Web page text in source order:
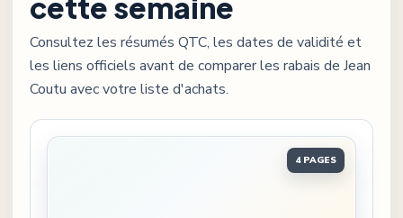
cette semaine
Consultez les résumés QTC, les dates de validité et
les liens officiels avant de comparer les rabais de Jean
Coutu avec votre liste d'achats.
4 PAGES
Ouvrir Circulaire Jean Coutu du 6 au 19 août 2026